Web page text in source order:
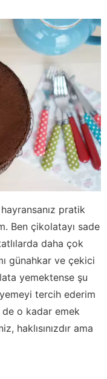
pratik
Ben çikolatayı sade
daha çok
günahkar ve çekici
yemektense şu
tercih ederim
de o kadar emek
haklısınızdır ama